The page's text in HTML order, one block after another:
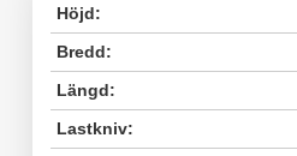
Höjd:
Bredd:
Längd:
Lastkniv: